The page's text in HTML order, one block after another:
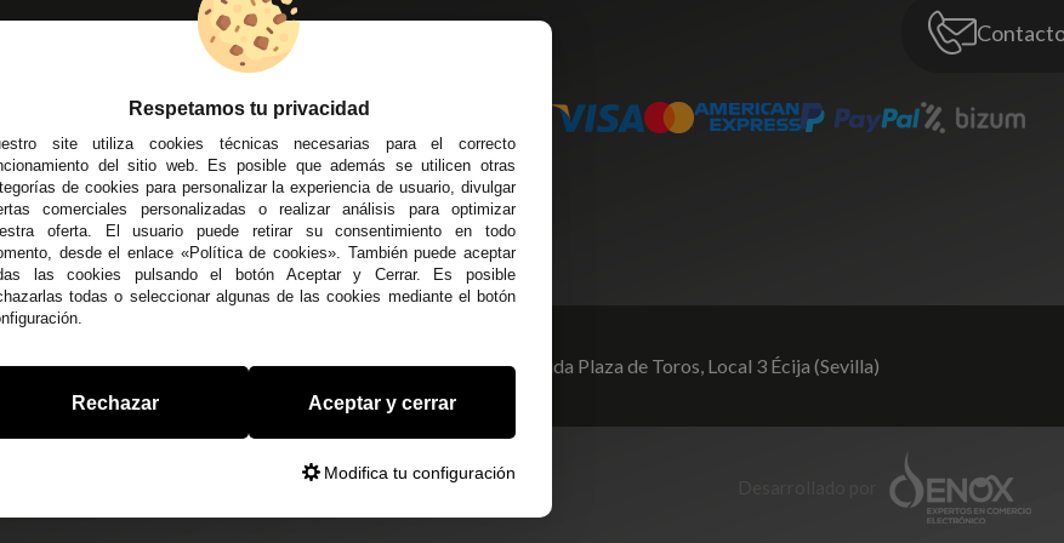
y Devoluciones
y
Generales
de Cookies
DELEGACIONES
Écija - Sevilla
Av. Plaza de Toros. Local 3
Córdoba
C/ Ingeniero Iribarren, 14
Alzira - Valencia
C/ Esplugues, 135
43/955 44 45 44 info@steielectronica.com Avenida Plaza de Toros, Local 3 Écija (Sevilla)
info@steielectronica.com
Respetamos tu privacidad
site utiliza cookies técnicas necesarias para el correcto
del sitio web. Es posible que además se utilicen otras
de cookies para personalizar la experiencia de usuario, divulgar
comerciales personalizadas o realizar análisis para optimizar
oferta. El usuario puede retirar su consentimiento en todo
desde el enlace «Política de cookies». También puede aceptar
las cookies pulsando el botón Aceptar y Cerrar. Es posible
todas o seleccionar algunas de las cookies mediante el botón
Rechazar Aceptar y cerrar
Modifica tu configuración